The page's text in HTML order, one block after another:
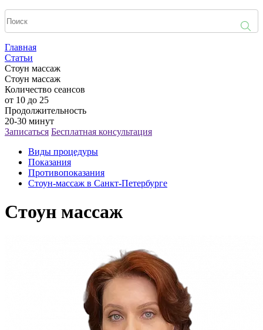
Главная
Статьи
Стоун массаж
Стоун массаж
Количество сеансов
от 10 до 25
Продолжительность
20-30 минут
Записаться Бесплатная консультация
Виды процедуры
Показания
Противопоказания
Стоун-массаж в Санкт-Петербурге
Стоун массаж